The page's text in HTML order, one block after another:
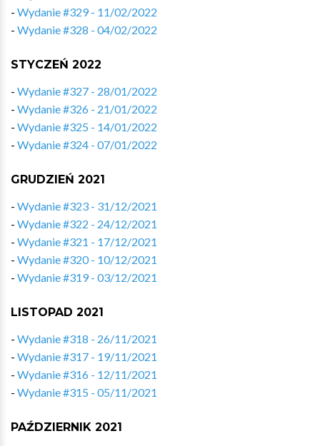
- Wydanie #329 - 11/02/2022
- Wydanie #328 - 04/02/2022
STYCZEŃ 2022
- Wydanie #327 - 28/01/2022
- Wydanie #326 - 21/01/2022
- Wydanie #325 - 14/01/2022
- Wydanie #324 - 07/01/2022
GRUDZIEŃ 2021
- Wydanie #323 - 31/12/2021
- Wydanie #322 - 24/12/2021
- Wydanie #321 - 17/12/2021
- Wydanie #320 - 10/12/2021
- Wydanie #319 - 03/12/2021
LISTOPAD 2021
- Wydanie #318 - 26/11/2021
- Wydanie #317 - 19/11/2021
- Wydanie #316 - 12/11/2021
- Wydanie #315 - 05/11/2021
PAŹDZIERNIK 2021